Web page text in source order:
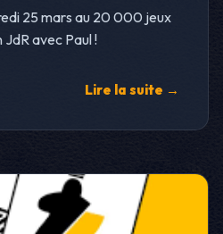
25 mars au 20 000 jeux
JdR avec Paul !
Lire la suite →